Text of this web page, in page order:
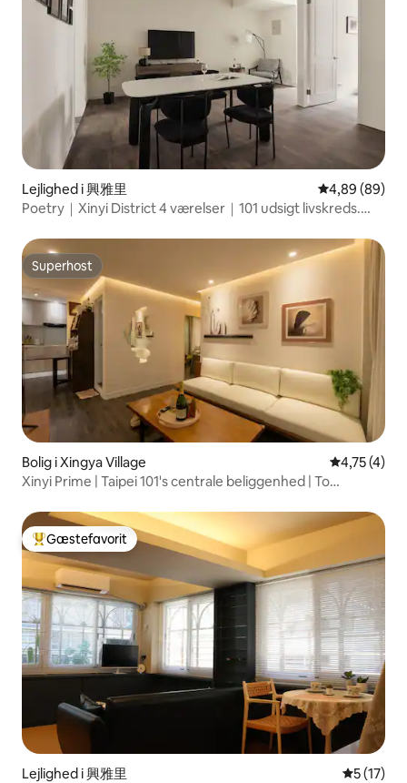
Lejlighed i 興雅里 4,89 ud af 5 i
4,89 (89)
Poetry｜Xinyi District 4 værelser｜101 udsigt livskreds.
Superhost
Superhost
Bolig i Xingya Village 4,75 ud af
4,75 (4)
Xinyi Prime | Taipei 101's centrale beliggenhed | To
livskreds | En rolig og behagelig oase i byen
Bedste gæstefavorit
Gæstefavorit
Lejlighed i 興雅里 5 ud af 5
5 (17)